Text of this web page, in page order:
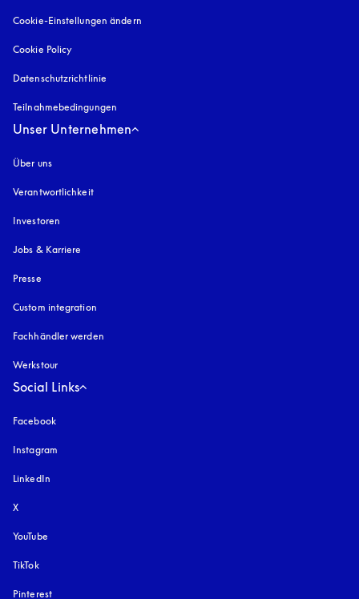
Cookie-Einstellungen ändern
Cookie Policy
Datenschutzrichtlinie
Teilnahmebedingungen
Unser Unternehmen
Über uns
Verantwortlichkeit
Investoren
Jobs & Karriere
Presse
Custom integration
Fachhändler werden
Werkstour
Social Links
Facebook
Instagram
LinkedIn
X
YouTube
TikTok
Pinterest